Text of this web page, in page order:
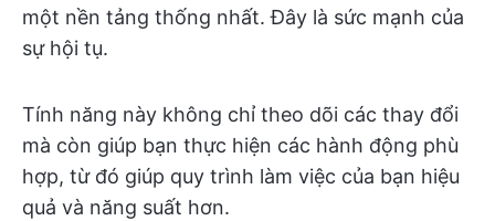
một nền tảng thống nhất. Đây là sức mạnh của
sự hội tụ.
Tính năng này không chỉ theo dõi các thay đổi
mà còn giúp bạn thực hiện các hành động phù
hợp, từ đó giúp quy trình làm việc của bạn hiệu
quả và năng suất hơn.